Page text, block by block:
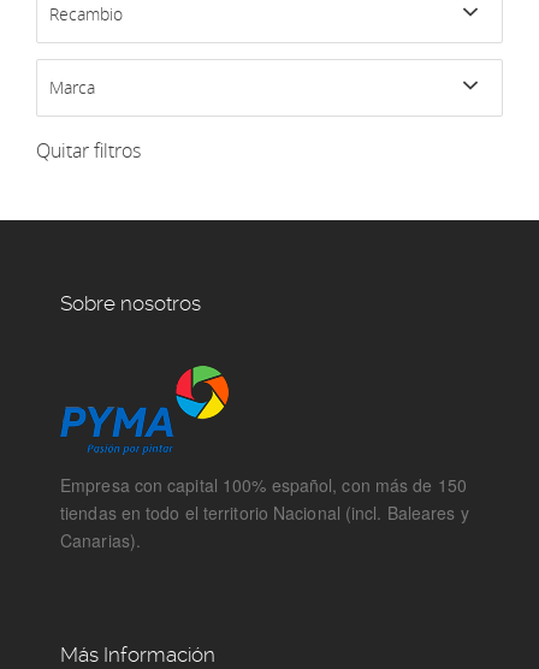
Recambio
Marca
Quitar filtros
Sobre nosotros
Empresa con capital 100% español, con más de 150
tiendas en todo el territorio Nacional (incl. Baleares y
Canarias).
Más Información